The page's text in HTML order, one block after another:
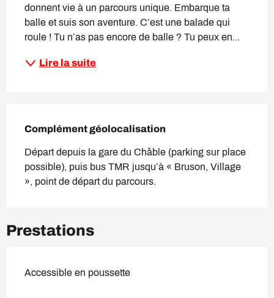
donnent vie à un parcours unique. Embarque ta
balle et suis son aventure. C’est une balade qui
roule ! Tu n’as pas encore de balle ? Tu peux en...
Lire la suite
Complément géolocalisation
Complément géolocalisation
Départ depuis la gare du Châble (parking sur place
possible), puis bus TMR jusqu’à « Bruson, Village
», point de départ du parcours.
Prestations
Accessible en poussette